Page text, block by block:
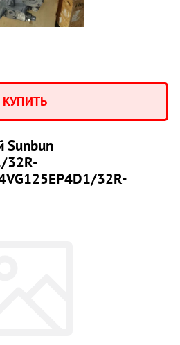
КУПИТЬ
Sunbun
32R-
32R-